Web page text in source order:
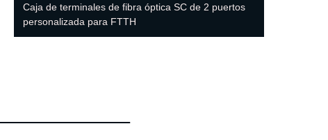
Caja de terminales de fibra óptica SC de 2 puertos
personalizada para FTTH